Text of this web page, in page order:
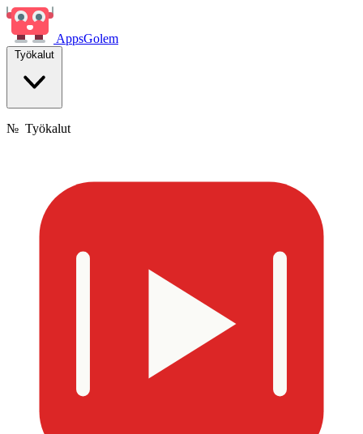
AppsGolem
Työkalut
№ Työkalut